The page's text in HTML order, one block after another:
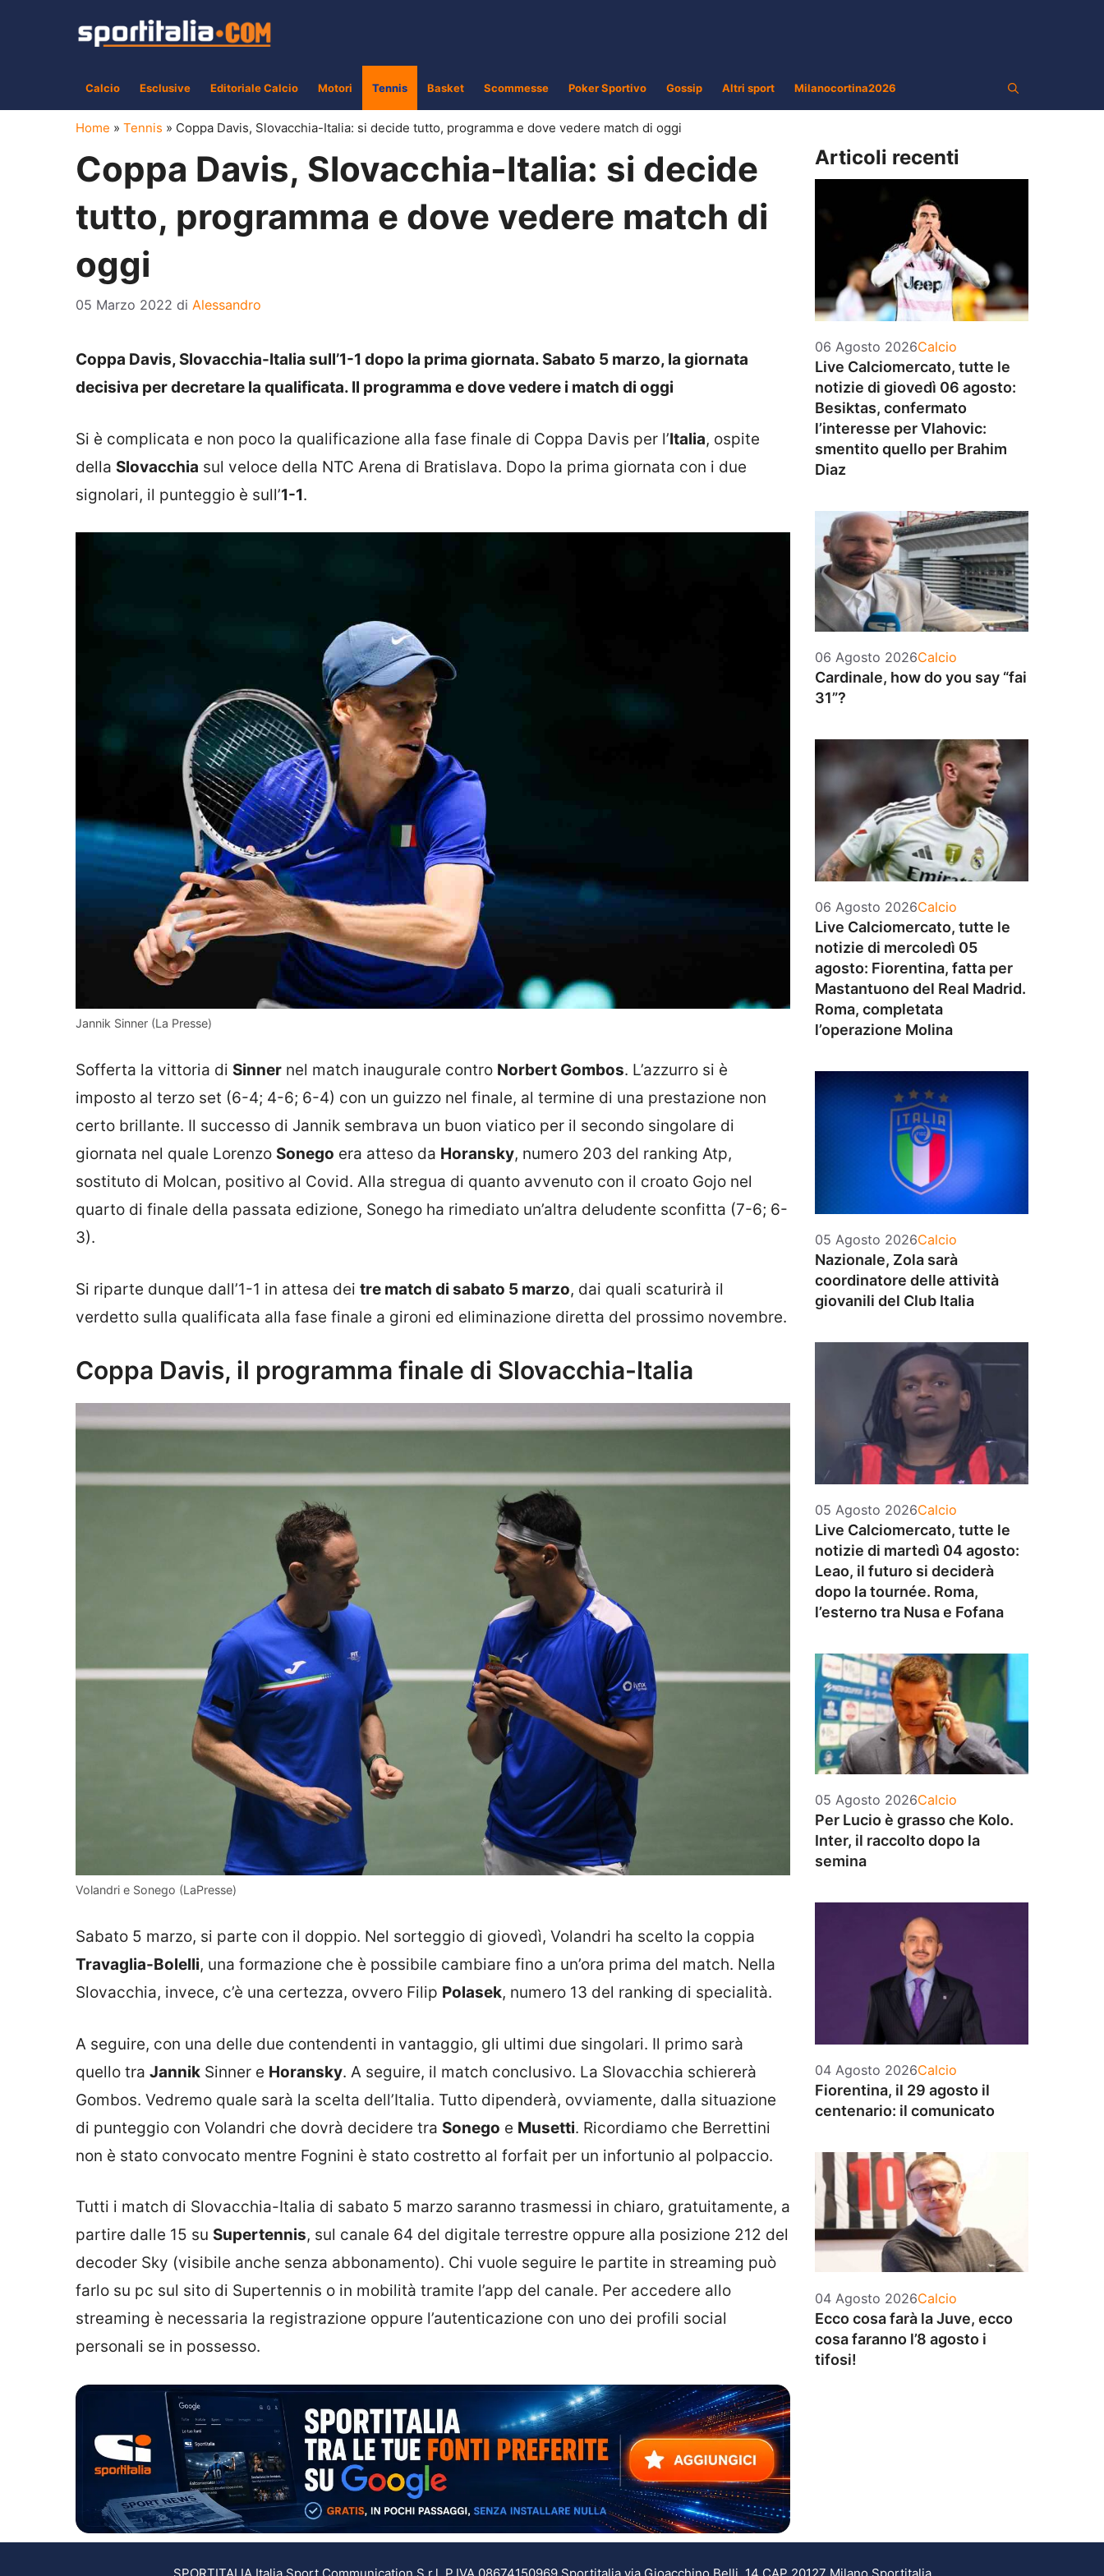
Calcio Esclusive Editoriale Calcio Motori Tennis Basket Scommesse Poker Sportivo Gossip Altri sport Milanocortina2026
Home » Tennis » Coppa Davis, Slovacchia-Italia: si decide tutto, programma e dove vedere match di oggi
Coppa Davis, Slovacchia-Italia: si decide
tutto, programma e dove vedere match di
oggi
05 Marzo 2022 di Alessandro
Coppa Davis, Slovacchia-Italia sull’1-1 dopo la prima giornata. Sabato 5 marzo, la giornata
decisiva per decretare la qualificata. Il programma e dove vedere i match di oggi
Si è complicata e non poco la qualificazione alla fase finale di Coppa Davis per l’Italia, ospite
della Slovacchia sul veloce della NTC Arena di Bratislava. Dopo la prima giornata con i due
signolari, il punteggio è sull’1-1.
Jannik Sinner (La Presse)
Sofferta la vittoria di Sinner nel match inaugurale contro Norbert Gombos. L’azzurro si è
imposto al terzo set (6-4; 4-6; 6-4) con un guizzo nel finale, al termine di una prestazione non
certo brillante. Il successo di Jannik sembrava un buon viatico per il secondo singolare di
giornata nel quale Lorenzo Sonego era atteso da Horansky, numero 203 del ranking Atp,
sostituto di Molcan, positivo al Covid. Alla stregua di quanto avvenuto con il croato Gojo nel
quarto di finale della passata edizione, Sonego ha rimediato un’altra deludente sconfitta (7-6; 6-
3).
Si riparte dunque dall’1-1 in attesa dei tre match di sabato 5 marzo, dai quali scaturirà il
verdetto sulla qualificata alla fase finale a gironi ed eliminazione diretta del prossimo novembre.
Coppa Davis, il programma finale di Slovacchia-Italia
Volandri e Sonego (LaPresse)
Sabato 5 marzo, si parte con il doppio. Nel sorteggio di giovedì, Volandri ha scelto la coppia
Travaglia-Bolelli, una formazione che è possibile cambiare fino a un’ora prima del match. Nella
Slovacchia, invece, c’è una certezza, ovvero Filip Polasek, numero 13 del ranking di specialità.
A seguire, con una delle due contendenti in vantaggio, gli ultimi due singolari. Il primo sarà
quello tra Jannik Sinner e Horansky. A seguire, il match conclusivo. La Slovacchia schiererà
Gombos. Vedremo quale sarà la scelta dell’Italia. Tutto dipenderà, ovviamente, dalla situazione
di punteggio con Volandri che dovrà decidere tra Sonego e Musetti. Ricordiamo che Berrettini
non è stato convocato mentre Fognini è stato costretto al forfait per un infortunio al polpaccio.
Tutti i match di Slovacchia-Italia di sabato 5 marzo saranno trasmessi in chiaro, gratuitamente, a
partire dalle 15 su Supertennis, sul canale 64 del digitale terrestre oppure alla posizione 212 del
decoder Sky (visibile anche senza abbonamento). Chi vuole seguire le partite in streaming può
farlo su pc sul sito di Supertennis o in mobilità tramite l’app del canale. Per accedere allo
streaming è necessaria la registrazione oppure l’autenticazione con uno dei profili social
personali se in possesso.
Articoli recenti
06 Agosto 2026Categorie
Calcio
Live Calciomercato, tutte le
notizie di giovedì 06 agosto:
Besiktas, confermato
l’interesse per Vlahovic:
smentito quello per Brahim
Diaz
06 Agosto 2026Categorie
Calcio
Cardinale, how do you say “fai
31”?
06 Agosto 2026Categorie
Calcio
Live Calciomercato, tutte le
notizie di mercoledì 05
agosto: Fiorentina, fatta per
Mastantuono del Real Madrid.
Roma, completata
l’operazione Molina
05 Agosto 2026Categorie
Calcio
Nazionale, Zola sarà
coordinatore delle attività
giovanili del Club Italia
05 Agosto 2026Categorie
Calcio
Live Calciomercato, tutte le
notizie di martedì 04 agosto:
Leao, il futuro si deciderà
dopo la tournée. Roma,
l’esterno tra Nusa e Fofana
05 Agosto 2026Categorie
Calcio
Per Lucio è grasso che Kolo.
Inter, il raccolto dopo la
semina
04 Agosto 2026Categorie
Calcio
Fiorentina, il 29 agosto il
centenario: il comunicato
04 Agosto 2026Categorie
Calcio
Ecco cosa farà la Juve, ecco
cosa faranno l’8 agosto i
tifosi!
SPORTITALIA Italia Sport Communication S.r.l. P.IVA 08674150969 Sportitalia via Gioacchino Belli, 14 CAP 20127 Milano Sportitalia